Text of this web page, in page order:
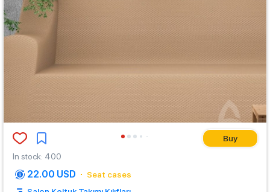
Buy
In stock: 400
22.00 USD
Seat cases